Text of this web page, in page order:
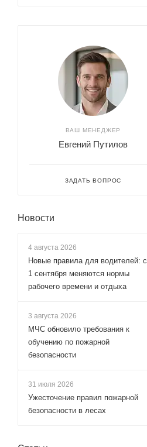
ВАШ МЕНЕДЖЕР
Евгений Путилов
ЗАДАТЬ ВОПРОС
Новости
4 августа 2026
Новые правила для водителей: с
1 сентября меняются нормы
рабочего времени и отдыха
3 августа 2026
МЧС обновило требования к
обучению по пожарной
безопасности
31 июля 2026
Ужесточение правил пожарной
безопасности в лесах